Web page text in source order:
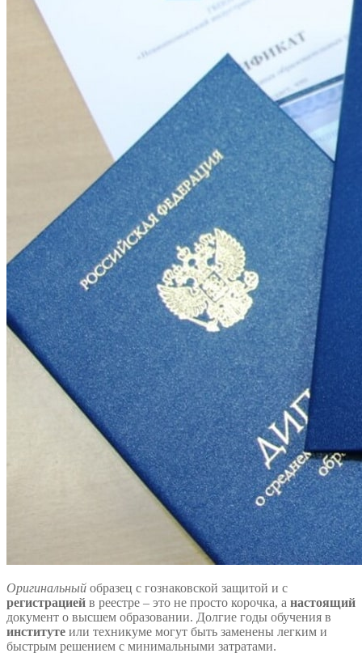
Оригинальный образец с гознаковской защитой и с
регистрацией в реестре – это не просто корочка, а настоящий
документ о высшем образовании. Долгие годы обучения в
институте или техникуме могут быть заменены легким и
быстрым решением с минимальными затратами.